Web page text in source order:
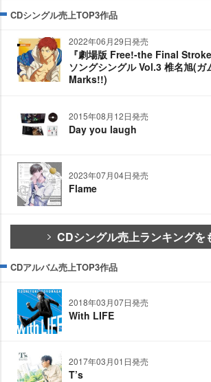
CDシングル売上TOP3作品
2022年06月29日発売
『劇場版 Free!-the Final
ソングシングル Vol.3 椎名旭(
Marks!!)
2015年08月12日発売
Day you laugh
2023年07月04日発売
Flame
CDシングル売上ランキングを
CDアルバム売上TOP3作品
2018年03月07日発売
With LIFE
2017年03月01日発売
T’s